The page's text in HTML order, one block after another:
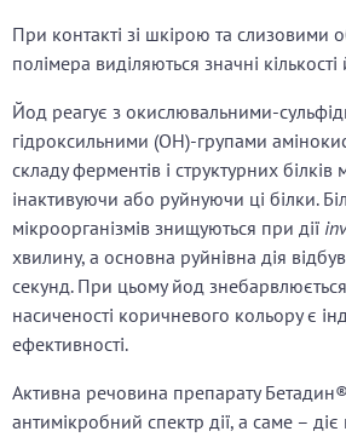
При контакті зі шкірою та слизовими
полімера виділяються значні кількості
Йод реагує з окислювальними-
гідроксильними (ОН)-групами
складу ферментів і структурних білків
інактивуючи або руйнуючи ці білки.
мікроорганізмів знищуються при дії
хвилину, а основна руйнівна дія
секунд. При цьому йод знебарвлюється,
насиченості коричневого кольору є
ефективності.
Активна речовина препарату
антимікробний спектр дії, а саме –